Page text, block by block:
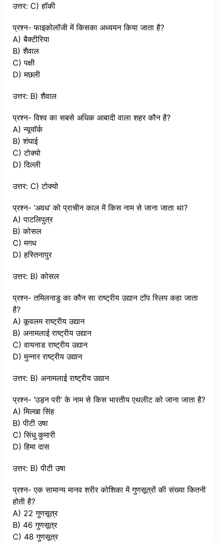
उत्तर: C) हॉकी
प्रश्न- फाइकोलॉजी में किसका अध्ययन किया जाता है?
A) बैक्टीरिया
B) शैवाल
C) पक्षी
D) मछली
उत्तर: B) शैवाल
प्रश्न- विश्व का सबसे अधिक आबादी वाला शहर कौन है?
A) न्यूयॉर्क
B) शंघाई
C) टोक्यो
D) दिल्ली
उत्तर: C) टोक्यो
प्रश्न- ‘अवध’ को प्राचीन काल में किस नाम से जाना जाता था?
A) पाटलिपुत्र
B) कोसल
C) मगध
D) हस्तिनापुर
उत्तर: B) कोसल
प्रश्न- तमिलनाडु का कौन सा राष्ट्रीय उद्यान टॉप स्लिप कहा जाता
है?
A) कूवलम राष्ट्रीय उद्यान
B) अनामलाई राष्ट्रीय उद्यान
C) वायनाड राष्ट्रीय उद्यान
D) मुन्नार राष्ट्रीय उद्यान
उत्तर: B) अनामलाई राष्ट्रीय उद्यान
प्रश्न- ‘उड़न परी’ के नाम से किस भारतीय एथलीट को जाना जाता है?
A) मिल्खा सिंह
B) पीटी उषा
C) सिंधु कुमारी
D) हिमा दास
उत्तर: B) पीटी उषा
प्रश्न- एक सामान्य मानव शरीर कोशिका में गुणसूत्रों की संख्या कितनी
होती है?
A) 22 गुणसूत्र
B) 46 गुणसूत्र
C) 48 गुणसूत्र